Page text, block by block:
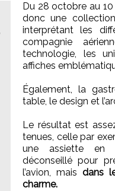
Du 28 octobre au
donc une
interprétant les
compagnie
technologie, les
affiches
Également, la
table, le design et
Le résultat est
tenues, celle par
une assiette en
déconseillé pour
l’avion, mais dans
charme.